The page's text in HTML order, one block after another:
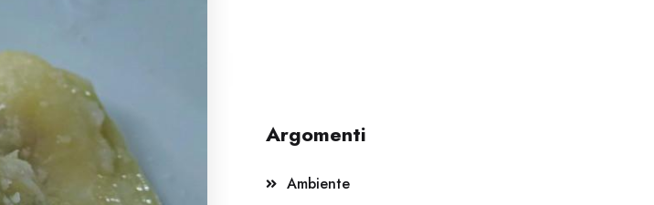
Argomenti
Ambiente